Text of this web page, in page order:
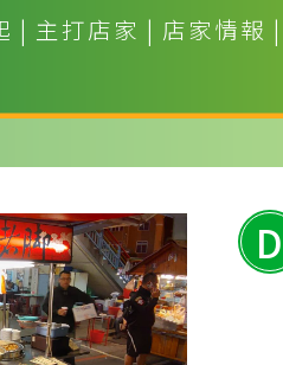
| 主打店家 | 店家情報 |
D